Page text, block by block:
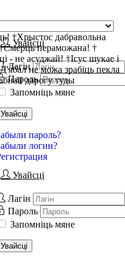
†Хрыстос дабравольна
пераможана! †
- не асуджай! †Ісус шукае і
не можа зрабіць пекла
дарогу туды
Увайсці
Лагін
Пароль
Запомніць мяне
Увайсці
пароль?
логин?
Увайсці
Лагін
Пароль
Запомніць мяне
Увайсці